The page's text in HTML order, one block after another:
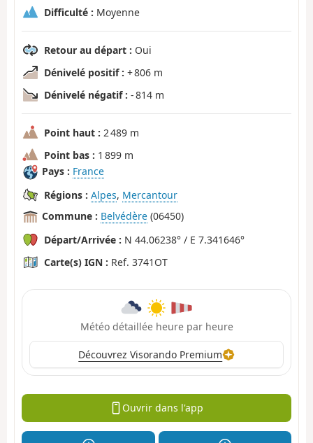
Difficulté : Moyenne
Retour au départ : Oui
Dénivelé positif : + 806 m
Dénivelé négatif : - 814 m
Point haut : 2 489 m
Point bas : 1 899 m
Pays : France
Régions : Alpes, Mercantour
Commune : Belvédère (06450)
Départ/Arrivée : N 44.06238° / E 7.341646°
Carte(s) IGN : Ref. 3741OT
Météo détaillée heure par heure
Découvrez Visorando Premium
Ouvrir dans l'app